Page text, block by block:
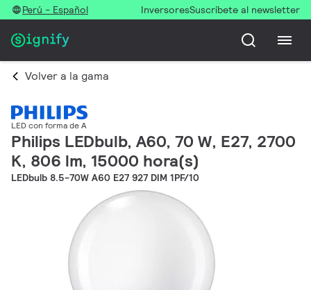
Perú - Español InversoresSuscríbete al newsletter
Volver a la gama
LED con forma de A
Philips LEDbulb, A60, 70 W, E27, 2700
K, 806 lm, 15000 hora(s)
LEDbulb 8.5-70W A60 E27 927 DIM 1PF/10